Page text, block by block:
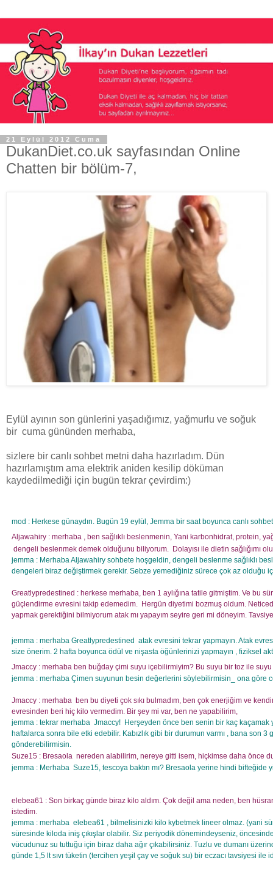
21 Eylül 2012 Cuma
DukanDiet.co.uk sayfasından Online
Chatten bir bölüm-7,
Eylül ayının son günlerini yaşadığımız, yağmurlu ve soğuk
bir cuma gününden merhaba,
sizlere bir canlı sohbet metni daha hazırladım. Dün
hazırlamıştım ama elektrik aniden kesilip döküman
kaydedilmediği için bugün tekrar çevirdim:)
mod : Herkese günaydın. Bugün 19 eylül, Jemma bir saat boyunca canlı
Aljawahiry : merhaba , ben sağlıklı beslenmenin, Yani karbonhidrat, protein,
dengeli beslenmek demek olduğunu biliyorum. Dolayısı ile dietin sağlığımı
jemma : Merhaba Aljawahiry sohbete hoşgeldin, dengeli beslenme sağlıklı
dengeleri biraz değiştirmek gerekir. Sebze yemediğiniz sürece çok az olduğu
Greatlypredestined : herkese merhaba, ben 1 aylığına tatile gitmiştim. Ve bu
güçlendirme evresini takip edemedim. Hergün diyetimi bozmuş oldum.
yapmak gerektiğini bilmiyorum atak mı yapayım seyire geri mi döneyim.
jemma : merhaba Greatlypredestined atak evresini tekrar yapmayın. Atak
size önerim. 2 hafta boyunca ödül ve nişasta öğünlerinizi yapmayın , fiziksel
Jmaccy : merhaba ben buğday çimi suyu içebilirmiyim? Bu suyu bir toz ile suyu
jemma : merhaba Çimen suyunun besin değerlerini söylebilirmisin_ ona göre
Jmaccy : merhaba ben bu diyeti çok sıkı bulmadım, ben çok enerjiğim ve
evresinden beri hiç kilo vermedim. Bir şey mi var, ben ne yapabilirim,
jemma : tekrar merhaba Jmaccy! Herşeyden önce ben senin bir kaç kaçamak
haftalarca sonra bile etki edebilir. Kabızlık gibi bir durumun varmı , bana son 3
gönderebilirmisin.
Suze15 : Bresaola nereden alabilirim, nereye gitti isem, hiçkimse daha önce
jemma : Merhaba Suze15, tescoya baktın mı? Bresaola yerine hindi bifteğide
elebea61 : Son birkaç günde biraz kilo aldım. Çok değil ama neden, ben
istedim.
jemma : merhaba elebea61 , bilmelisinizki kilo kybetmek lineer olmaz. (yani
süresinde kiloda iniş çıkışlar olabilir. Siz periyodik dönemindeyseniz,
vücudunuz su tuttuğu için biraz daha ağır çıkabilirsiniz. Tuzlu ve dumanı
günde 1,5 lt sıvı tüketin (tercihen yeşil çay ve soğuk su) bir eczacı tavsiyesi